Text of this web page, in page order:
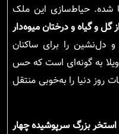
شده. حیاط‌سازی این ملک
گل و گیاه و درختان میوه‌دار
دل‌نشین را برای ساکنان
به گونه‌ای است که حس
روز دنیا را به‌خوبی منتقل
استخر بزرگ سرپوشیده چهار